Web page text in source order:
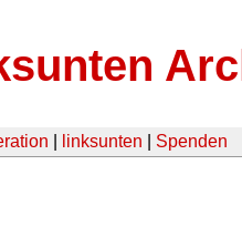
linksunten Spenden